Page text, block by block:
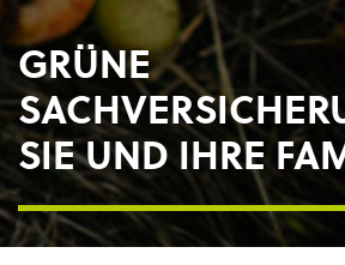
GRÜNE
SIE UND IHRE